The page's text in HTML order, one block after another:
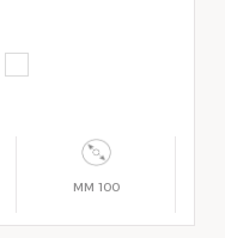
100 MM